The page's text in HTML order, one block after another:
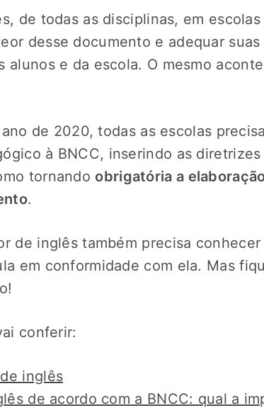
de todas as disciplinas, em
desse documento e adequar
alunos e da escola. O mesmo
de 2020, todas as escolas
à BNCC, inserindo as
tornando obrigatória a
.
de inglês também precisa
em conformidade com ela. Mas
conferir:
inglês
de acordo com a BNCC: qual a